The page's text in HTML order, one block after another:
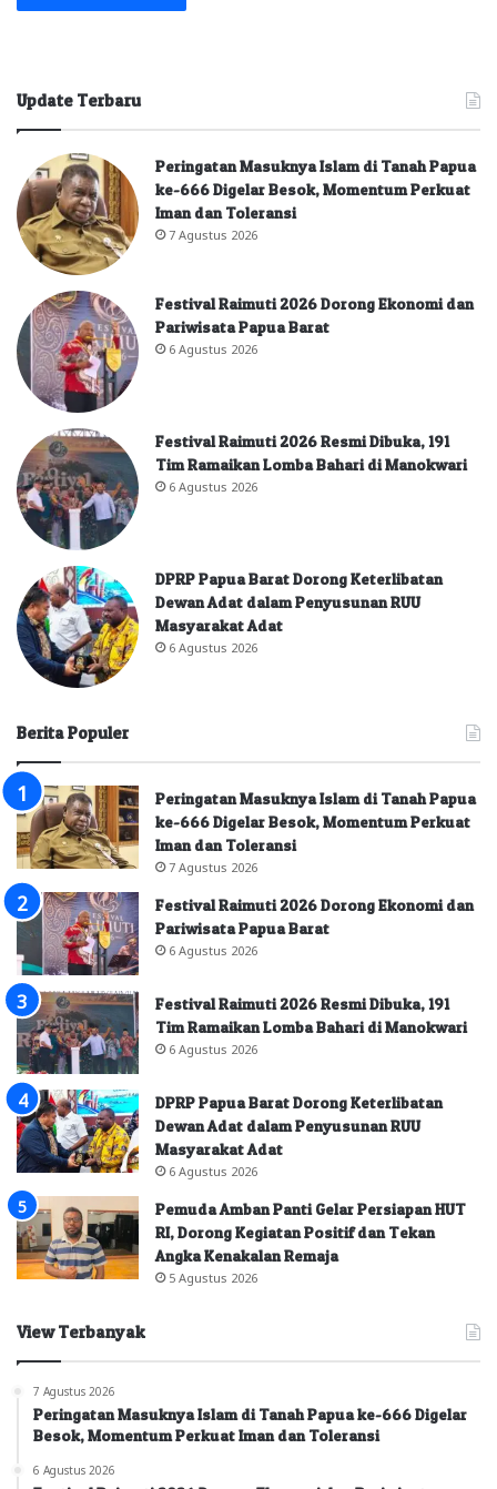
Update Terbaru
Peringatan Masuknya Islam di Tanah Papua
ke-666 Digelar Besok, Momentum Perkuat
Iman dan Toleransi
7 Agustus 2026
Festival Raimuti 2026 Dorong Ekonomi dan
Pariwisata Papua Barat
6 Agustus 2026
Festival Raimuti 2026 Resmi Dibuka, 191
Tim Ramaikan Lomba Bahari di Manokwari
6 Agustus 2026
DPRP Papua Barat Dorong Keterlibatan
Dewan Adat dalam Penyusunan RUU
Masyarakat Adat
6 Agustus 2026
Berita Populer
Peringatan Masuknya Islam di Tanah Papua
ke-666 Digelar Besok, Momentum Perkuat
Iman dan Toleransi
7 Agustus 2026
Festival Raimuti 2026 Dorong Ekonomi dan
Pariwisata Papua Barat
6 Agustus 2026
Festival Raimuti 2026 Resmi Dibuka, 191
Tim Ramaikan Lomba Bahari di Manokwari
6 Agustus 2026
DPRP Papua Barat Dorong Keterlibatan
Dewan Adat dalam Penyusunan RUU
Masyarakat Adat
6 Agustus 2026
Pemuda Amban Panti Gelar Persiapan HUT
RI, Dorong Kegiatan Positif dan Tekan
Angka Kenakalan Remaja
5 Agustus 2026
View Terbanyak
7 Agustus 2026
Peringatan Masuknya Islam di Tanah Papua ke-666 Digelar
Besok, Momentum Perkuat Iman dan Toleransi
6 Agustus 2026